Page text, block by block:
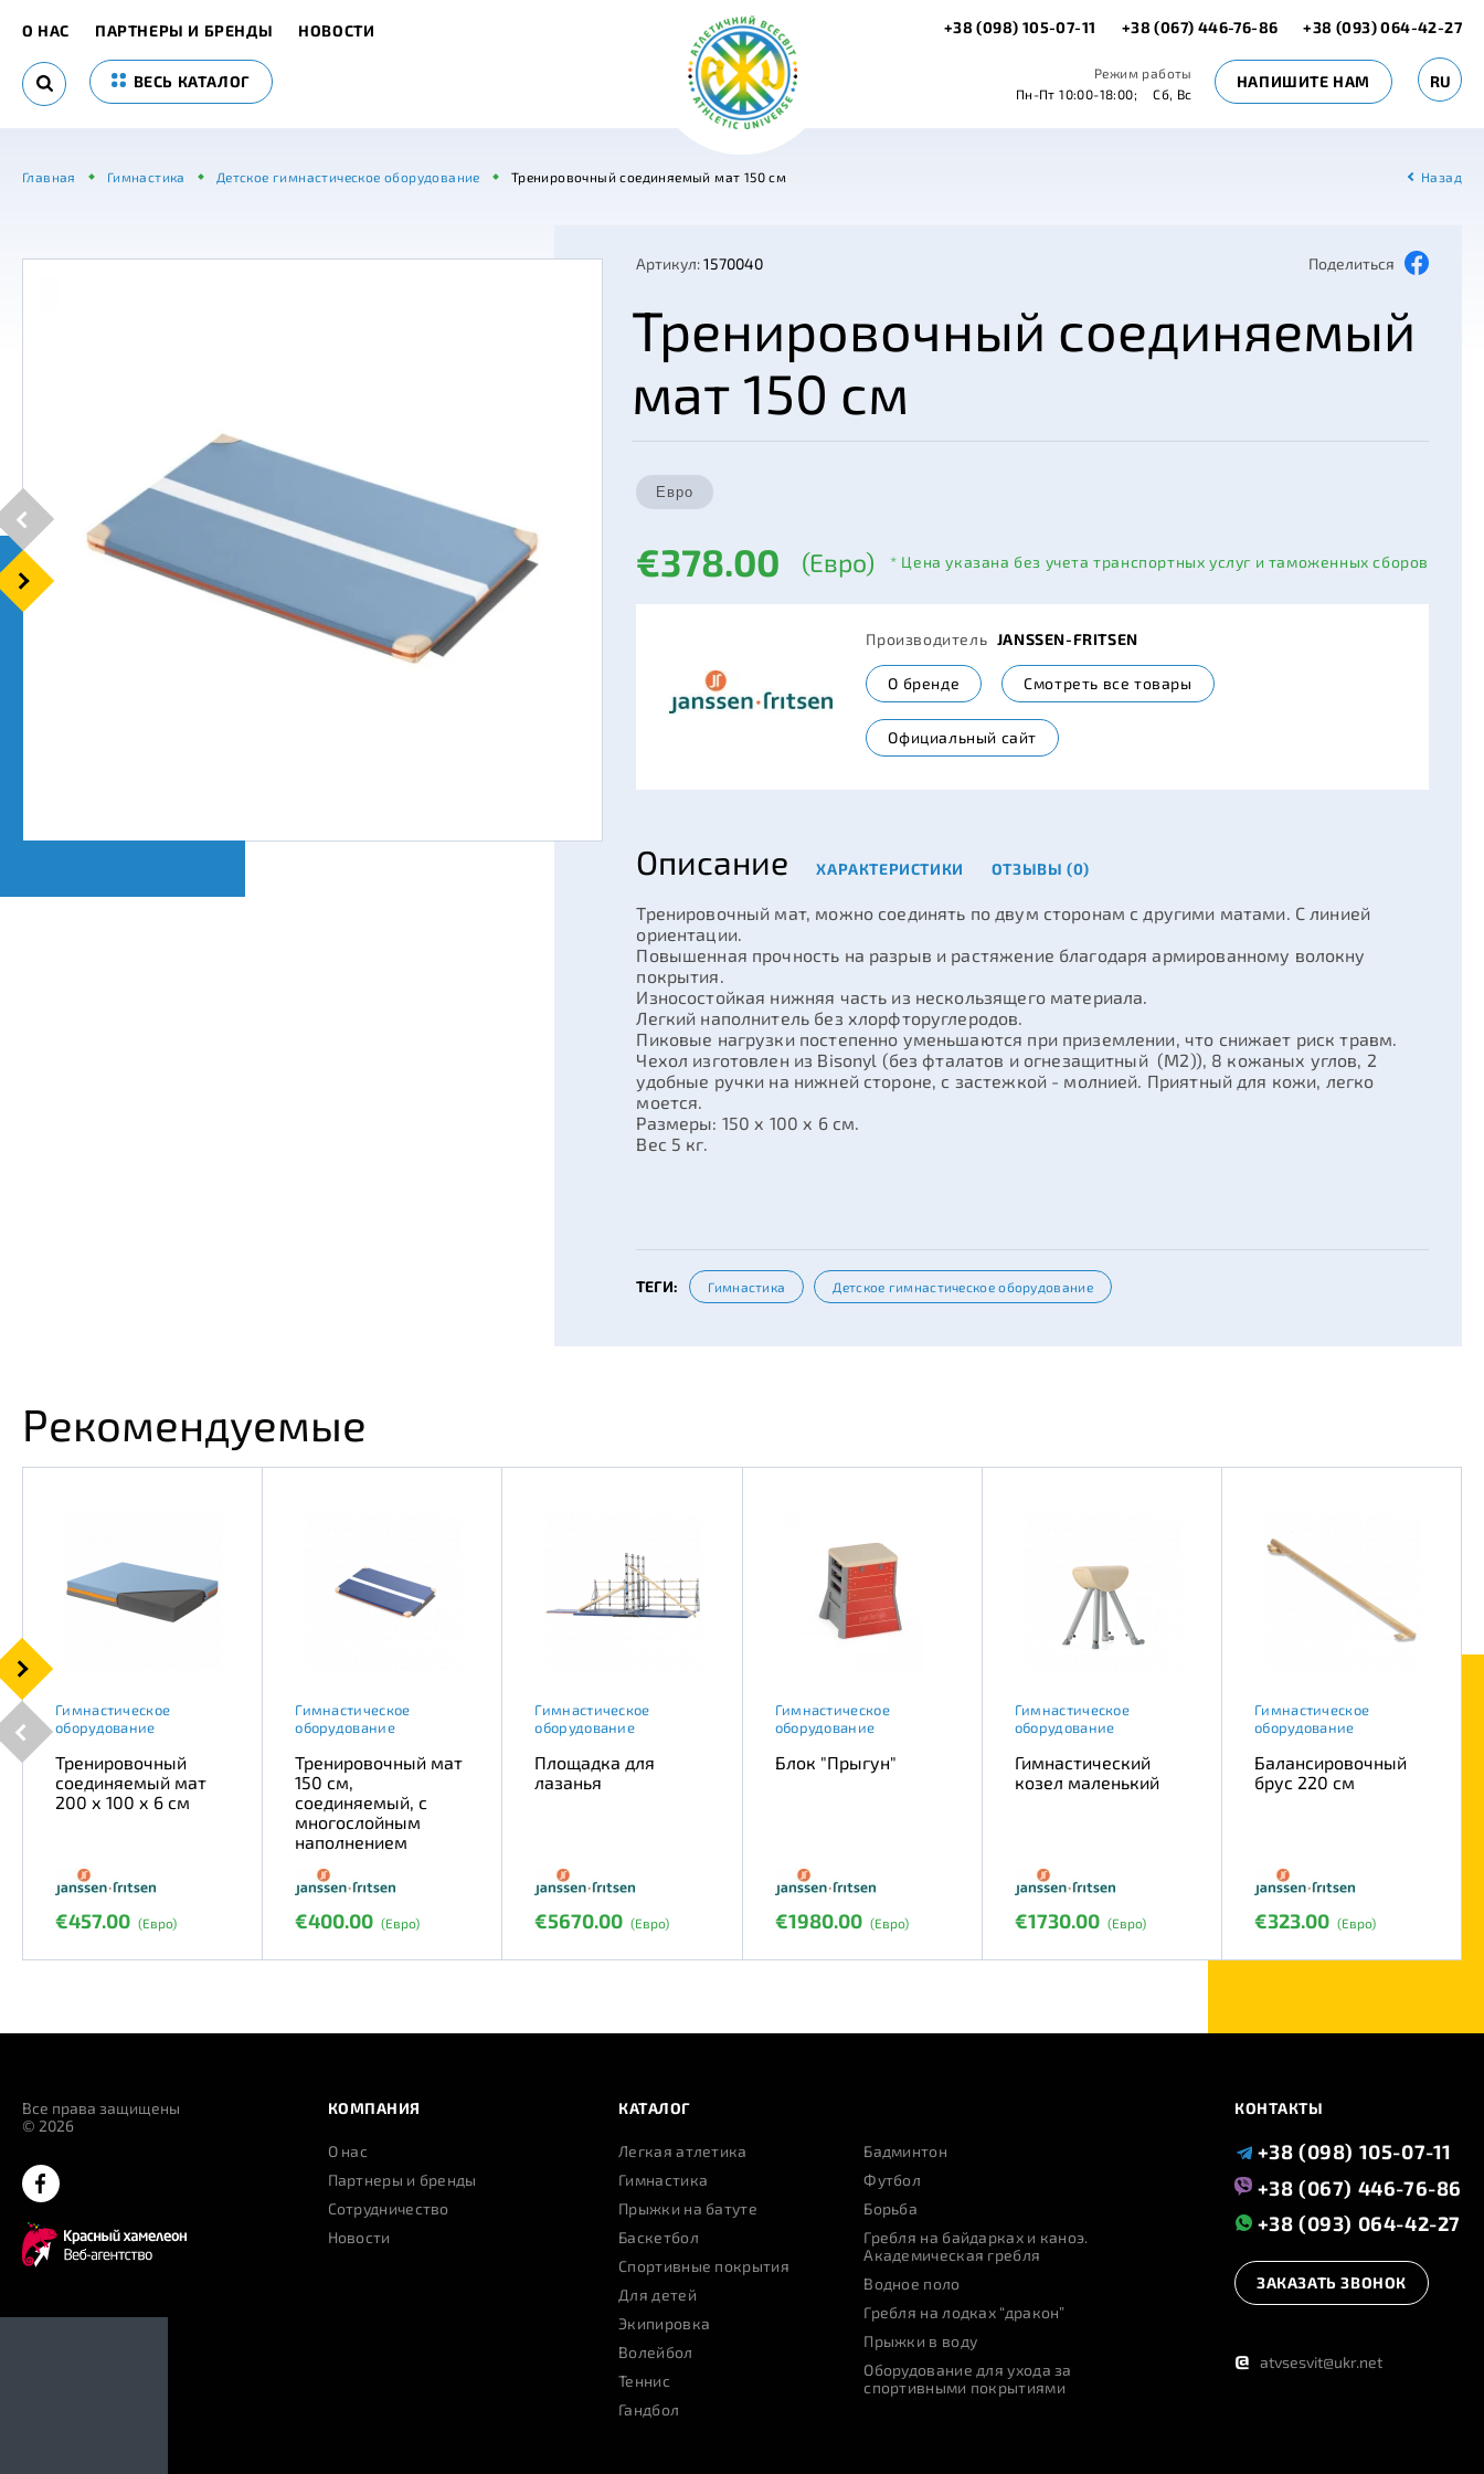
О НАС ПАРТНЕРЫ И БРЕНДЫ НОВОСТИ
ВЕСЬ КАТАЛОГ
+38 (098) 105-07-11 +38 (067) 446-76-86 +38 (093) 064-42-27
Режим работы
Пн-Пт 10:00-18:00;
Сб, Вс
НАПИШИТЕ НАМ RU
Главная Гимнастика Детское гимнастическое оборудование Тренировочный соединяемый мат 150 см Назад
Артикул:1570040 Поделиться
Тренировочный соединяемый
мат 150 см
€378.00 (Евро) * Цена указана без учета транспортных услуг и таможенных сборов
Производитель JANSSEN-FRITSEN
О бренде Смотреть все товары
Официальный сайт
Описание ХАРАКТЕРИСТИКИ ОТЗЫВЫ (0)
Тренировочный мат, можно соединять по двум сторонам с другими матами. С линией
ориентации.
Повышенная прочность на разрыв и растяжение благодаря армированному волокну
покрытия.
Износостойкая нижняя часть из нескользящего материала.
Легкий наполнитель без хлорфторуглеродов.
Пиковые нагрузки постепенно уменьшаются при приземлении, что снижает риск травм.
Чехол изготовлен из Bisonyl (без фталатов и огнезащитный (М2)), 8 кожаных углов, 2
удобные ручки на нижней стороне, с застежкой - молнией. Приятный для кожи, легко
моется.
Размеры: 150 х 100 х 6 см.
Вес 5 кг.
ТЕГИ: Гимнастика Детское гимнастическое оборудование
Рекомендуемые
Гимнастическое
оборудование
Тренировочный
соединяемый мат
200 х 100 х 6 см
€457.00 (Евро)
Гимнастическое
оборудование
Тренировочный мат
150 см,
соединяемый, с
многослойным
наполнением
€400.00 (Евро)
Гимнастическое
оборудование
Площадка для
лазанья
€5670.00 (Евро)
Гимнастическое
оборудование
Блок "Прыгун"
€1980.00 (Евро)
Гимнастическое
оборудование
Гимнастический
козел маленький
€1730.00 (Евро)
Гимнастическое
оборудование
Балансировочный
брус 220 см
€323.00 (Евро)
Все права защищены
© 2026
КОМПАНИЯ
О нас
Партнеры и бренды
Сотрудничество
Новости
КАТАЛОГ
Легкая атлетика
Гимнастика
Прыжки на батуте
Баскетбол
Спортивные покрытия
Для детей
Экипировка
Волейбол
Теннис
Гандбол
Бадминтон
Футбол
Борьба
Гребля на байдарках и каноэ.
Академическая гребля
Водное поло
Гребля на лодках “дракон”
Прыжки в воду
Оборудование для ухода за
спортивными покрытиями
КОНТАКТЫ
+38 (098) 105-07-11
+38 (067) 446-76-86
+38 (093) 064-42-27
ЗАКАЗАТЬ ЗВОНОК
@ atvsesvit@ukr.net